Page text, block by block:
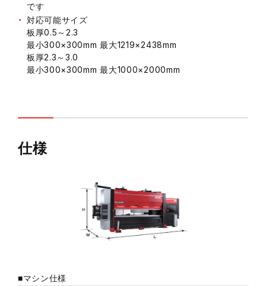
です
対応可能サイズ
板厚0.5～2.3
最小300×300mm 最大1219×2438mm
板厚2.3～3.0
最小300×300mm 最大1000×2000mm
仕様
■マシン仕様